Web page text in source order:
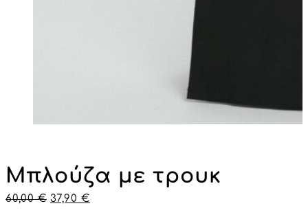
Μπλούζα με τρουκ
60,00€ 37,90 €